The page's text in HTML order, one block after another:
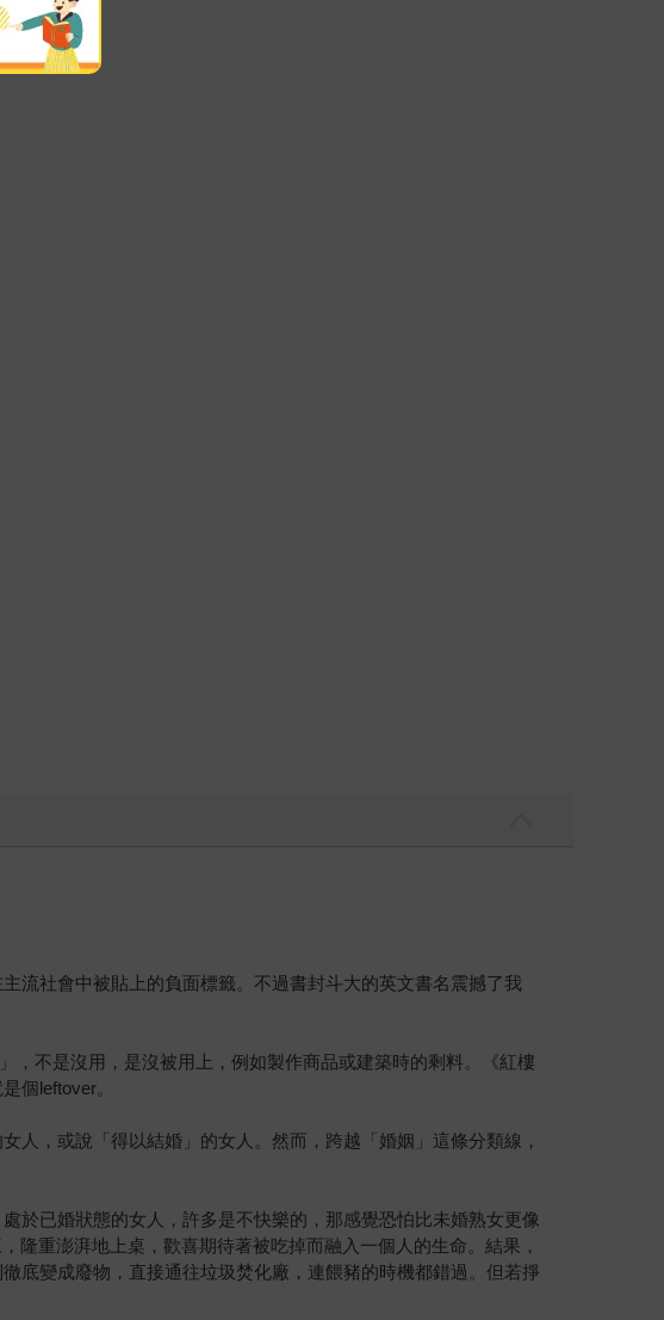
流社會中被貼上的負面標籤。不過書封斗大的英文書名震撼了我
，不是沒用，是沒被用上，例如製作商品或建築時的剩料。《紅樓
個leftover。
人，或說「得以結婚」的女人。然而，跨越「婚姻」這條分類線，
於已婚狀態的女人，許多是不快樂的，那感覺恐怕比未婚熟女更像
重澎湃地上桌，歡喜期待著被吃掉而融入一個人的生命。結果，
底變成廢物，直接通往垃圾焚化廠，連餵豬的時機都錯過。但若掙